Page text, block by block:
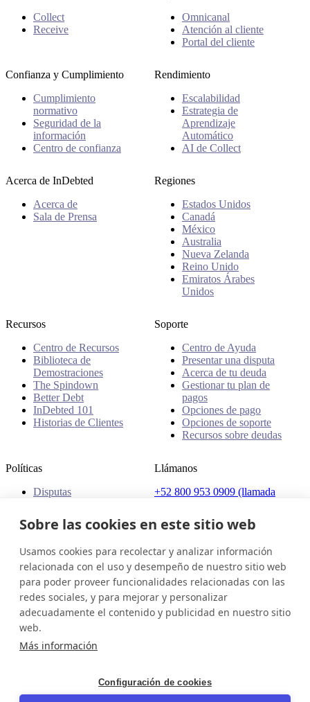
Collect
Receive
Omnicanal
Atención al cliente
Portal del cliente
Confianza y Cumplimiento
Cumplimiento
normativo
Seguridad de la
información
Centro de confianza
Rendimiento
Escalabilidad
Estrategia de
Aprendizaje
Automático
AI de Collect
Acerca de InDebted
Acerca de
Sala de Prensa
Regiones
Estados Unidos
Canadá
México
Australia
Nueva Zelanda
Reino Unido
Emiratos Árabes
Unidos
Recursos
Centro de Recursos
Biblioteca de
Demostraciones
The Spindown
Better Debt
InDebted 101
Historias de Clientes
Soporte
Centro de Ayuda
Presentar una disputa
Acerca de tu deuda
Gestionar tu plan de
pagos
Opciones de pago
Opciones de soporte
Recursos sobre deudas
Políticas
Disputas
Políticas
Llámanos
+52 800 953 0909 (llamada
Dirección
Av. Presidente Masaryk 111,
Col. Polanco, Del.Miguel
Hidalgo, C.P. 11560, Ciudad
de México, México
México (Español)
Ponte en contacto
LinkedIn
Sobre las cookies en este sitio web
Usamos cookies para recolectar y analizar información
relacionada con el uso y desempeño de nuestro sitio web
para poder proveer funcionalidades relacionadas con las
redes sociales, y para mejorar y personalizar
adecuadamente el contenido y publicidad en nuestro sitio
web.
Más información
Configuración de cookies